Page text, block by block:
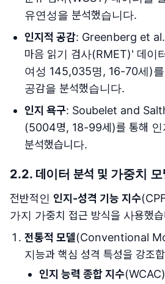
유연성을 분석했습니다.
인지적 공감: Greenberg et
마음 읽기 검사(RMET)' 데이
여성 145,035명, 16-70세)
공감을 분석했습니다.
인지 욕구: Soubelet and
(5004명, 18-99세)를 통해 인
분석했습니다.
2.2. 데이터 분석 및 가중치 모
전반적인 인지-성격 기능 지수
가지 가중치 접근 방식을 사용했
전통적 모델(Conventional
지능과 핵심 성격 특성을 강조
인지 능력 종합 지수